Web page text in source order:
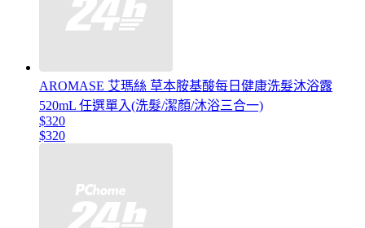
AROMASE 艾瑪絲 草本胺基酸每日健康洗髮沐浴露
520mL 任選單入(洗髮/潔顏/沐浴三合一)
$320
$320